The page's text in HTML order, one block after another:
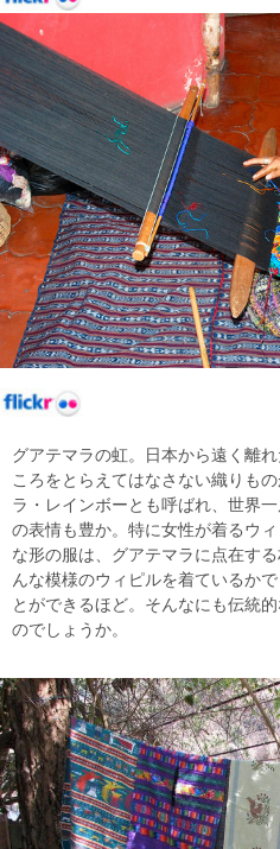
グアテマラの虹。日本から遠く離
ころをとらえてはなさない織りも
ラ・レインボーとも呼ばれ、世界
の表情も豊か。特に女性が着るウ
な形の服は、グアテマラに点在す
んな模様のウィピルを着ているか
とができるほど。そんなにも伝統
のでしょうか。